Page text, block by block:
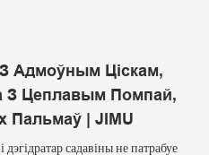
Адмоўным Ціскам,
З Цеплавым Помпай,
Пальмаў | JIMU
садавіны не патрабуе